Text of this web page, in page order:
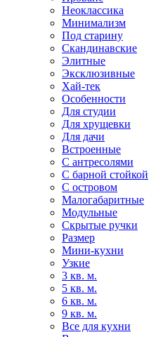
Неоклассика
Минимализм
Под старину
Скандинавские
Элитные
Эксклюзивные
Хай-тек
Особенности
Для студии
Для хрущевки
Для дачи
Встроенные
С антресолями
С барной стойкой
С островом
Малогабаритные
Модульные
Скрытые ручки
Размер
Мини-кухни
Узкие
3 кв. м.
5 кв. м.
6 кв. м.
9 кв. м.
Все для кухни